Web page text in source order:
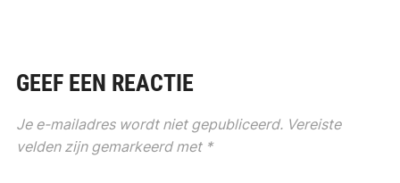
GEEF EEN REACTIE
Je e-mailadres wordt niet gepubliceerd. Vereiste
velden zijn gemarkeerd met *